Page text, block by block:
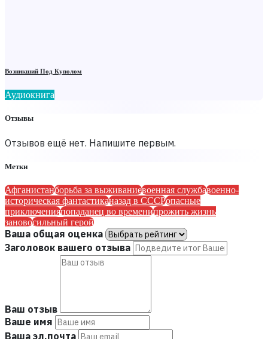
Возникший Под Куполом
Аудиокнига
Отзывы
Отзывов ещё нет. Напишите первым.
Метки
Афганистанборьба за выживаниевоенная службавоенно-
историческая фантастиканазад в СССРопасные
приключенияпопаданец во временипрожить жизнь
зановосильный герой
Ваша общая оценка
Заголовок вашего отзыва
Ваш отзыв
Ваше имя
Ваша эл.почта